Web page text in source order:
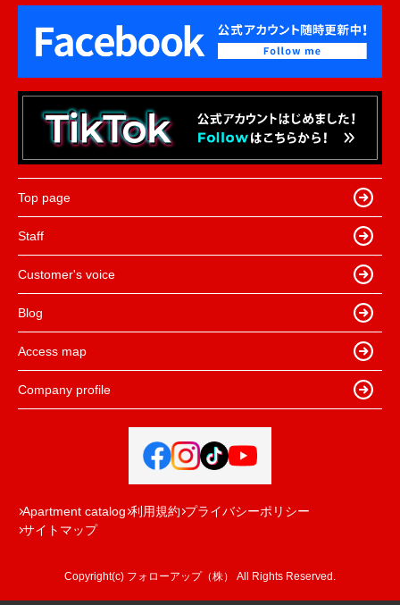
Top page
Staff
Customer's voice
Blog
Access map
Company profile
Apartment catalog 利用規約 プライバシーポリシー
サイトマップ
Copyright(c) フォローアップ（株） All Rights Reserved.